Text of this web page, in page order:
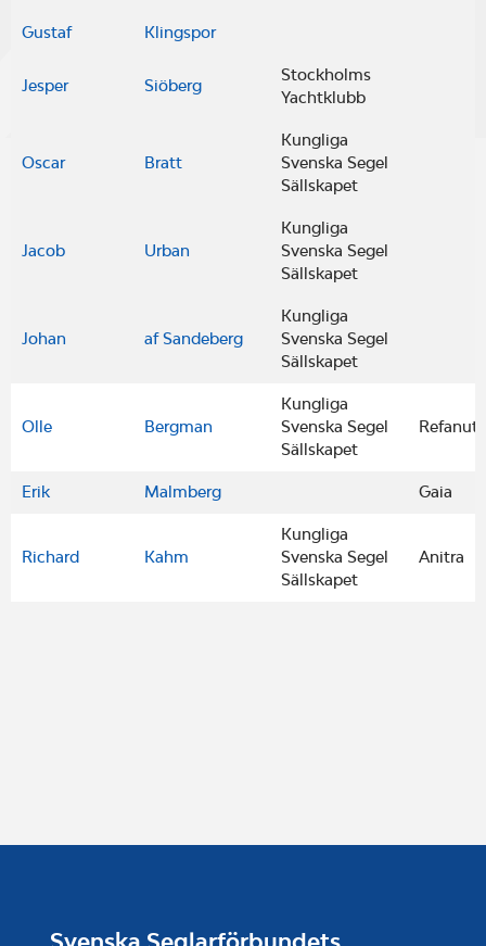
Gustaf Klingspor
Jesper Siöberg
Stockholms
Yachtklubb
Oscar Bratt
Kungliga
Svenska Segel
Sällskapet
Jacob Urban
Kungliga
Svenska Segel
Sällskapet
Johan af Sandeberg
Kungliga
Svenska Segel
Sällskapet
Olle Bergman
Kungliga
Svenska Segel
Sällskapet
Refanut
Erik Malmberg Gaia
Richard Kahm
Kungliga
Svenska Segel
Sällskapet
Anitra